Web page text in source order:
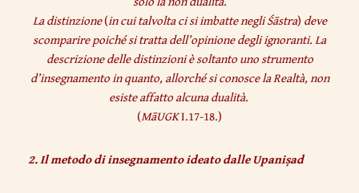
La distinzione(in cui talvolta ci si imbatte negli Śāstra) deve
scomparire poiché si tratta dell’opinione degli ignoranti. La
descrizione delle distinzioni è soltanto uno strumento
d’insegnamento in quanto, allorché si conosce la Realtà, non
esiste affatto alcuna dualità.
(MāUGKI.17-18.)
2. Il metodo di insegnamento ideato dalle Upaniṣad